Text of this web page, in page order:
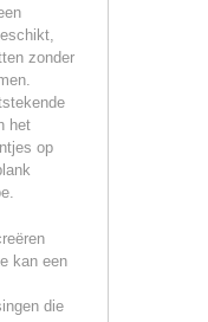
zonder
het
op
kan een
die